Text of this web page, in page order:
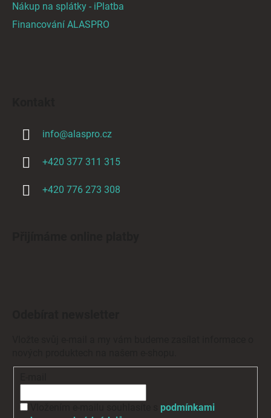
Nákup na splátky - iPlatba
Financování ALASPRO
info@alaspro.cz
+420 377 311 315
+420 776 273 308
podmínkami